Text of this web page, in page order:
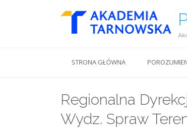
STRONA GŁÓWNA
Regionalna
Wydz. Spraw